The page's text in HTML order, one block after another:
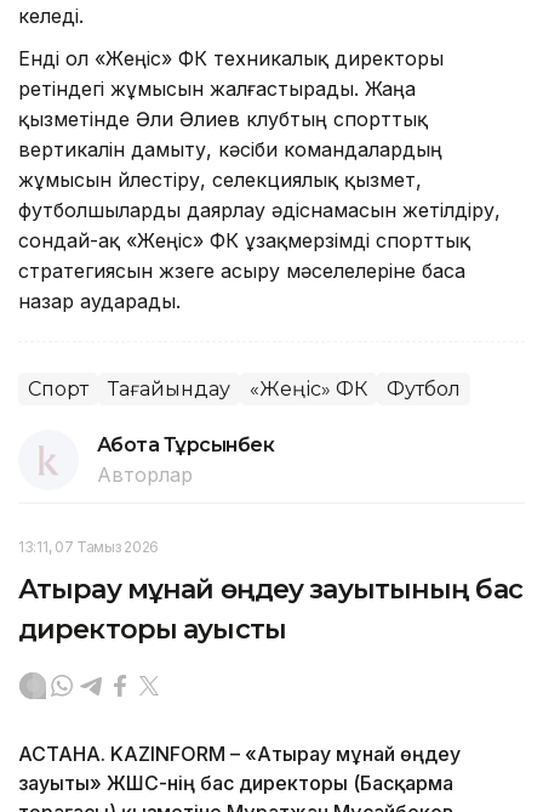
келеді.
Енді ол «Жеңіс» ФК техникалық директоры
ретіндегі жұмысын жалғастырады. Жаңа
қызметінде Әли Әлиев клубтың спорттық
вертикалін дамыту, кәсіби командалардың
жұмысын үйлестіру, селекциялық қызмет,
футболшыларды даярлау әдіснамасын жетілдіру,
сондай-ақ «Жеңіс» ФК ұзақмерзімді спорттық
стратегиясын жүзеге асыру мәселелеріне баса
назар аударады.
Спорт Тағайындау «Жеңіс» ФК Футбол
Ақбота Тұрсынбек
Авторлар
13:11, 07 Тамыз 2026
Атырау мұнай өңдеу зауытының бас
директоры ауысты
АСТАНА. KAZINFORM – «Атырау мұнай өңдеу
зауыты» ЖШС-нің бас директоры (Басқарма